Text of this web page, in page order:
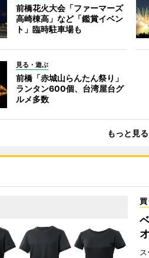
前橋花火大会「ファーマーズ
高崎棟高」など「鑑賞イベン
ト」臨時駐車場も
見る・遊ぶ
前橋「赤城山らんたん祭り」
ランタン600個、台湾屋台グ
ルメ多数
もっと見る
買